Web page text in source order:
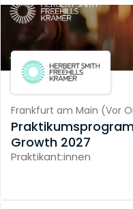
Frankfurt am Main (Vor
Growth 2027
Praktikant:innen